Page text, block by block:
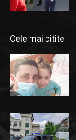
Cele mai citite